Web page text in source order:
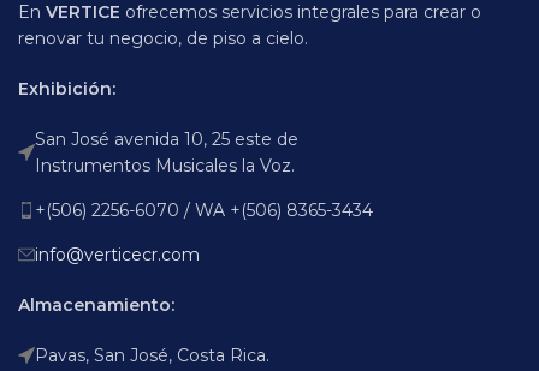
En VERTICE ofrecemos servicios integrales para crear o
renovar tu negocio, de piso a cielo.
Exhibición:
San José avenida 10, 25 este de
Instrumentos Musicales la Voz.
+(506) 2256-6070 / WA +(506) 8365-3434
info@verticecr.com
Almacenamiento:
Pavas, San José, Costa Rica.